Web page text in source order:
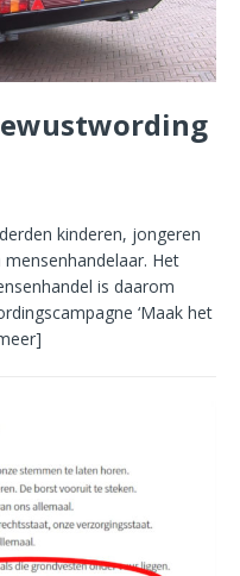
kinderen, jongeren
Het
is daarom
‘Maak het